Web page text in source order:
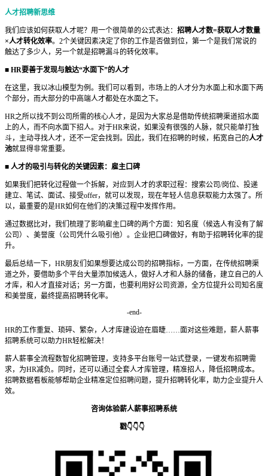
人才招聘新思维
我们应该如何获取人才呢？用一个很简单的公式表达： 招聘人才数=获取人才数量
×人才转化效率。2个关键因素决定了你的工作是否做到位，第一个是我们常说的
触达了多少人，另一个就是招聘漏斗的转化效率。
■ HR要善于发现与触达“水面下”的人才
在这里，我以冰山模型为例。我们可以看到，市场上的人才分为水面上和水面下两
个部分，而大部分的中高端人才都处在水面之下。
HR之所以找不到公司所需的核心人才，是因为大家总是借助传统招聘渠道招水面
上的人，而不向水面下招人。对于HR来说，如果没有很强的人脉，就只能单打独
斗，主动寻找人才，还不一定会找到。因此，我们在招聘的时候，拓宽自己的人才
池就显得非常重要。
■ 人才的吸引与转化的关键因素：雇主口碑
如果我们把转化过程做一个拆解，对应到人才的求职过程：搜索公司/岗位、投递
建立、笔试、面试、接受offer，就可以发现，现在年轻人信息获取能力太强了。所
以，最重要的是HR如何在他们的决策过程中发挥作用。
通过数据比对，我们梳理了影响雇主口碑的两个方面：知名度（候选人有没有了解
公司）、美誉度（公司凭什么吸引他）。企业把口碑做好，有助于招聘转化率的提
升。
最后总结一下，HR朋友们如果想要达成公司的招聘指标，一方面，在传统招聘渠
道之外，要借助多个平台大量添加候选人，做好人才和人脉的储备，建立自己的人
才库，和人才直接对话；另一方面，也要利用好公司资源，全方位提升公司知名度
和美誉度，最终提高招聘转化率。
-end-
HR的工作重复、琐碎、繁杂，人才库建设迫在眉睫……面对这些难题，薪人薪事
招聘系统可以助力HR轻松解决！
薪人薪事全流程数智化招聘管理，支持多平台账号一站式登录，一键发布招聘需
求，为HR减负。同时，还可以通过全套人才库管理，精准招人，降低招聘成本。
招聘数据看板能够帮助企业精准定位招聘问题，提升招聘转化率，助力企业提升人
效。
咨询体验薪人薪事招聘系统
戳👇👇👇